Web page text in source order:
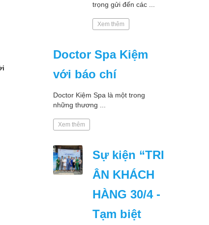
trọng gửi đến các ...
Xem thêm
Doctor Spa Kiệm
với báo chí
Doctor Kiệm Spa là một trong
những thương ...
Xem thêm
Sự kiện “TRI
ÂN KHÁCH
HÀNG 30/4 -
Tạm biệt